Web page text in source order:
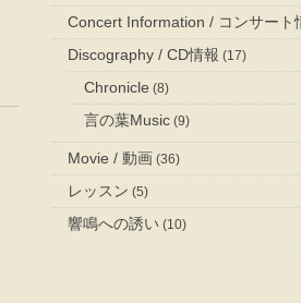
Concert Information / コンサート
Discography / CD情報 (17)
Chronicle (8)
言の葉Music (9)
Movie / 動画 (36)
レッスン (5)
響鳴への誘い (10)